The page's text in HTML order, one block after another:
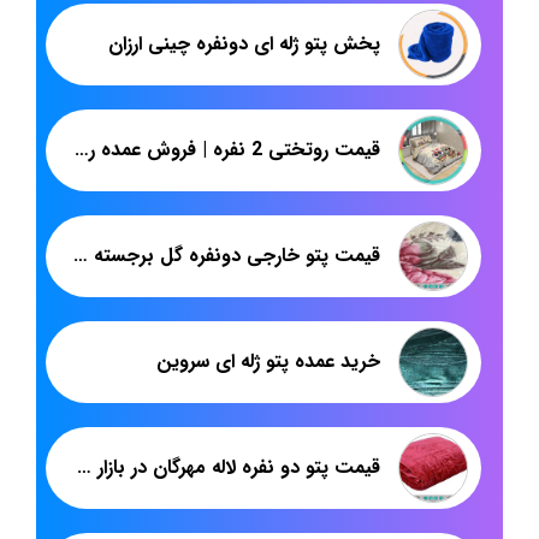
پخش پتو ژله ای دونفره چینی ارزان
قیمت روتختی 2 نفره | فروش عمده روتختی از تولیدی | پاندا
قیمت پتو خارجی دونفره گل برجسته در بازار رقابتی
خرید عمده پتو ژله ای سروین
قیمت پتو دو نفره لاله مهرگان در بازار تهران